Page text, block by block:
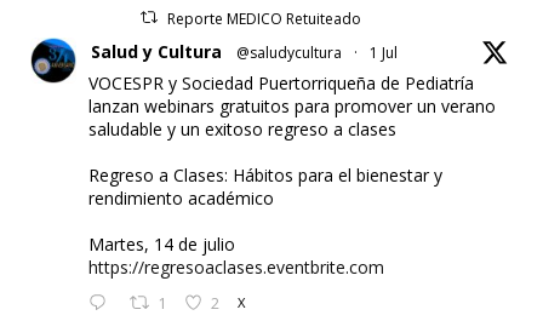
Reporte MEDICO Retuiteado
Salud y Cultura @saludycultura · 1 Jul
VOCESPR y Sociedad Puertorriqueña de Pediatría
lanzan webinars gratuitos para promover un verano
saludable y un exitoso regreso a clases
Regreso a Clases: Hábitos para el bienestar y
rendimiento académico
Martes, 14 de julio
https://regresoaclases.eventbrite.com
1 2 X